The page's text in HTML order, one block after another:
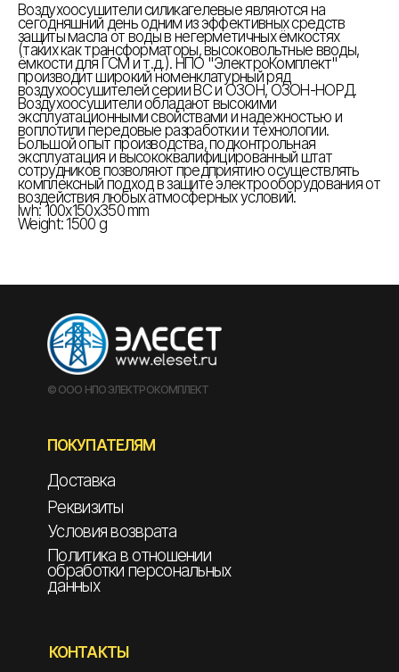
Воздухоосушители силикагелевые являются на
сегодняшний день одним из эффективных средств
защиты масла от воды в негерметичных ёмкостях
(таких как трансформаторы, высоковольтные вводы,
ёмкости для ГСМ и т.д.). НПО "ЭлектроКомплект"
производит широкий номенклатурный ряд
воздухоосушителей серии ВС и ОЗОН, ОЗОН-НОРД.
Воздухоосушители обладают высокими
эксплуатационными свойствами и надежностью и
воплотили передовые разработки и технологии.
Большой опыт производства, подконтрольная
эксплуатация и высококвалифицированный штат
сотрудников позволяют предприятию осуществлять
комплексный подход в защите электрооборудования от
воздействия любых атмосферных условий.
lwh: 100x150x350 mm
Weight: 1500 g
© ООО НПО ЭЛЕКТРОКОМПЛЕКТ
ПОКУПАТЕЛЯМ
Доставка
Реквизиты
Условия возврата
Политика в отношении
обработки персональных
данных
КОНТАКТЫ